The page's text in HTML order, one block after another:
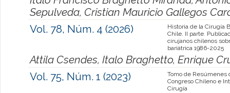
Sepulveda, Cristian Mauricio Gallegos
Vol. 78, Núm. 4 (2026)
Historia de la Cirugía
Chile. II parte.
cirujanos chilenos
bariátrica 1986-2025
Attila Csendes, Italo Braghetto, Enrique
Vol. 75, Núm. 1 (2023)
Tomo de Resúmenes
Congreso Chileno e
Cirugía